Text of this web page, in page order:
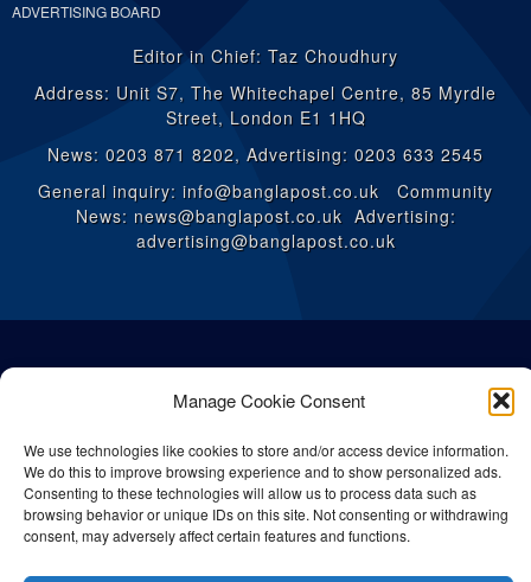
Manage Cookie Consent
We use technologies like cookies to store and/or access device information.
We do this to improve browsing experience and to show personalized ads.
Consenting to these technologies will allow us to process data such as
browsing behavior or unique IDs on this site. Not consenting or withdrawing
consent, may adversely affect certain features and functions.
ADVERTISING BOARD
Editor in Chief: Taz Choudhury
Address: Unit S7, The Whitechapel Centre, 85 Myrdle
Street, London E1 1HQ
News: 0203 871 8202, Advertising: 0203 633 2545
General inquiry: info@banglapost.co.uk Community
News: news@banglapost.co.uk Advertising:
advertising@banglapost.co.uk